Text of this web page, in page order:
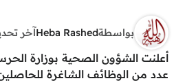
بواسطةHeba Rashedآخر
أعلنت الشؤون الصحية بوزارة
عدد من الوظائف الشاغرة للحاصلين